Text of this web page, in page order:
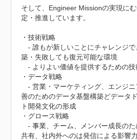
そして、Engineer Missionの実現に
定・推進しています。
・技術戦略
- 誰もが新しいことにチャレンジ
築・失敗しても復元可能な環境
- よりよい価値を提供するための技
・データ戦略
- 営業・マーケティング、エンジニ
善のためのデータ基盤構築どデータ
ト開発文化の形成
・グロース戦略
- 事業、チーム、メンバー成長の
共有、社内外へのは発信による影響